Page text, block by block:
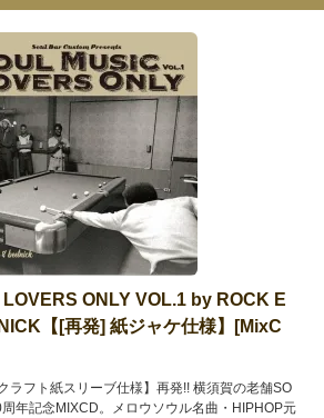
ONLY VOL.1 by ROCK E
【[再発] 紙ジャケ仕様】[MixC
ラフト紙スリーブ仕様】再発!! 横須賀の老舗SO
年記念MIXCD。メロウソウル名曲・HIPHOP元